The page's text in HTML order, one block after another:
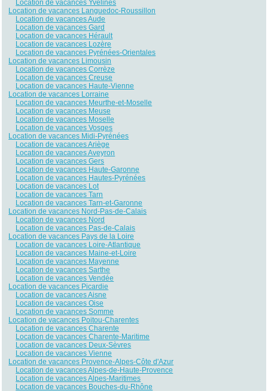
Location de vacances Yvelines
Location de vacances Languedoc-Roussillon
Location de vacances Aude
Location de vacances Gard
Location de vacances Hérault
Location de vacances Lozère
Location de vacances Pyrénées-Orientales
Location de vacances Limousin
Location de vacances Corrèze
Location de vacances Creuse
Location de vacances Haute-Vienne
Location de vacances Lorraine
Location de vacances Meurthe-et-Moselle
Location de vacances Meuse
Location de vacances Moselle
Location de vacances Vosges
Location de vacances Midi-Pyrénées
Location de vacances Ariège
Location de vacances Aveyron
Location de vacances Gers
Location de vacances Haute-Garonne
Location de vacances Hautes-Pyrénées
Location de vacances Lot
Location de vacances Tarn
Location de vacances Tarn-et-Garonne
Location de vacances Nord-Pas-de-Calais
Location de vacances Nord
Location de vacances Pas-de-Calais
Location de vacances Pays de la Loire
Location de vacances Loire-Atlantique
Location de vacances Maine-et-Loire
Location de vacances Mayenne
Location de vacances Sarthe
Location de vacances Vendée
Location de vacances Picardie
Location de vacances Aisne
Location de vacances Oise
Location de vacances Somme
Location de vacances Poitou-Charentes
Location de vacances Charente
Location de vacances Charente-Maritime
Location de vacances Deux-Sèvres
Location de vacances Vienne
Location de vacances Provence-Alpes-Côte d'Azur
Location de vacances Alpes-de-Haute-Provence
Location de vacances Alpes-Maritimes
Location de vacances Bouches-du-Rhône